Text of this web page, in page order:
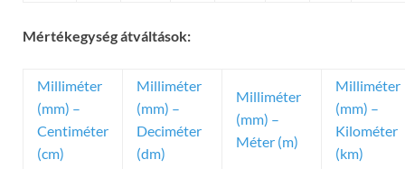
Mértékegység átváltások:
Milliméter
(mm) –
Centiméter
(cm)
Milliméter
(mm) –
Deciméter
(dm)
Milliméter
(mm) –
Méter (m)
Milliméter
(mm) –
Kilométer
(km)